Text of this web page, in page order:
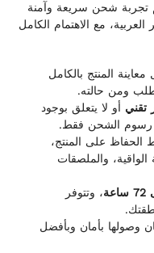
شحن سريعة وآمنة
مع الاهتمام الكامل
المنتج بالكامل
ومن حالته.
تقني أو لا يتعلق بوجود
رسوم الشحن فقط.
الحفاظ على المنتج،
الواقية، والملصقات
، وتتوفر
وصولها بأمان وبأفضل